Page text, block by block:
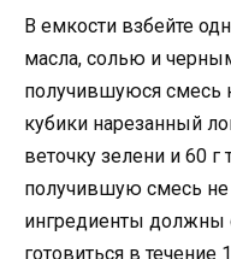
В емкости взбейте
масла, солью и
получившуюся смесь
кубики нарезанный
веточку зелени и 60
получившую смесь не
ингредиенты должны
готовиться в